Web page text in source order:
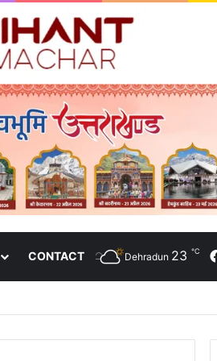
CONTACT Dehradun 23 ℃